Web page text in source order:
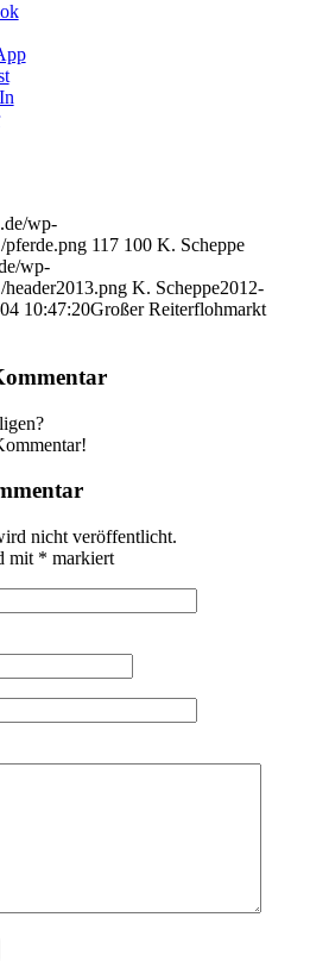
wp-
pferde.png 117 100 K. Scheppe
wp-
K. Scheppe2012-
10:47:20Großer Reiterflohmarkt
nicht veröffentlicht.
mit * markiert